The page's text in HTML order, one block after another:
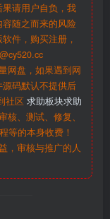
请用户自负，我
随之而来的风险
件，购买注册，
网盘，如果遇到网
码默认不提供后
社区 求助板块求助
、测试、修复、
等的本身收费！
，审核与推广的人